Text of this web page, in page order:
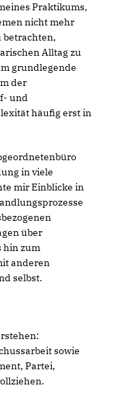
Praktikums,
nicht mehr
betrachten,
Alltag zu
grundlegende
der
und
häufig erst in
in viele
mir Einblicke in
über
hin zum
anderen
selbst.
sowie
Partei,